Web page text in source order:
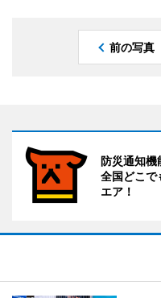
前の写真
防災通知
全国どこで
エア！